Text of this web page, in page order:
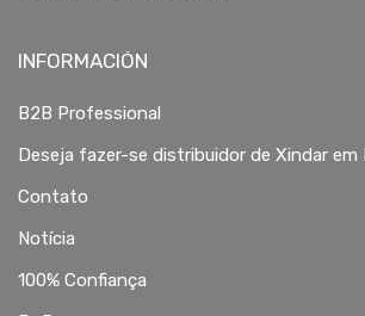
INFORMACIÓN
B2B Professional
Deseja fazer-se distribuidor de Xindar em
Contato
Notícia
100% Confiança